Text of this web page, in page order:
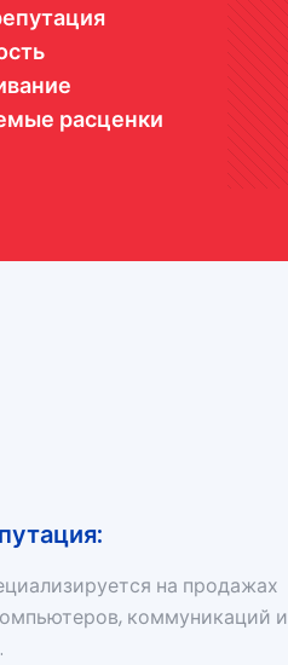
расценки
на продажах
коммуникаций и